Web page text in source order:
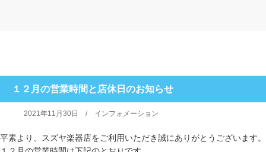
１２月の営業時間と店休日のお知らせ
2021年11月30日 / インフォメーション
平素より、スズヤ楽器店をご利用いただき誠にありがとうございます。